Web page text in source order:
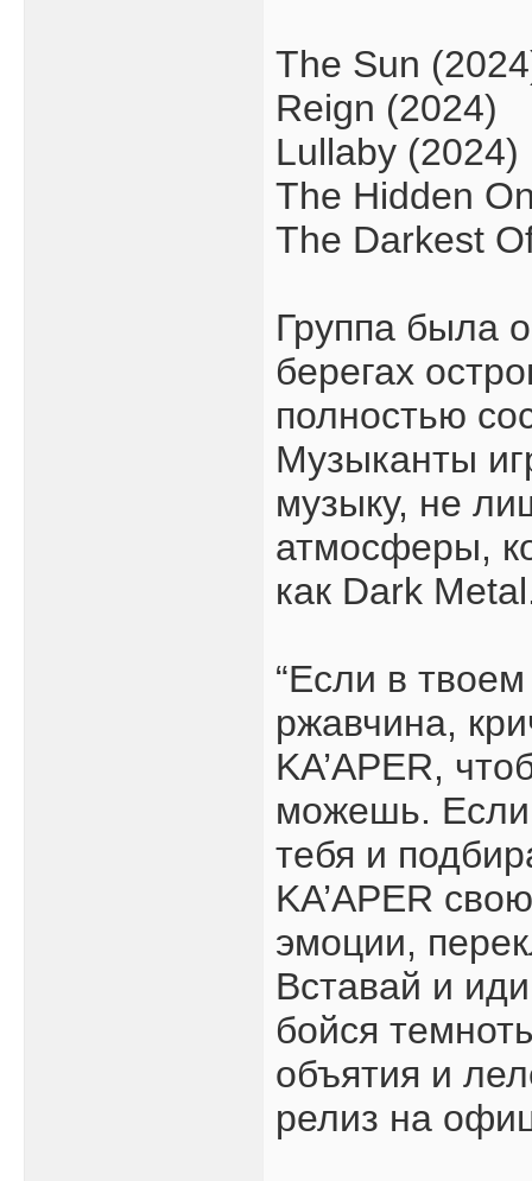
The Sun
Reign (2024)
Lullaby (2024)
The Hidden
The Darkest
Группа была
берегах
полностью
Музыканты
музыку, не
атмосферы,
как Dark
“Если в
ржавчина,
KA’APER,
можешь. Если
тебя и
KA’APER
эмоции,
Вставай и
бойся
объятия и
релиз на